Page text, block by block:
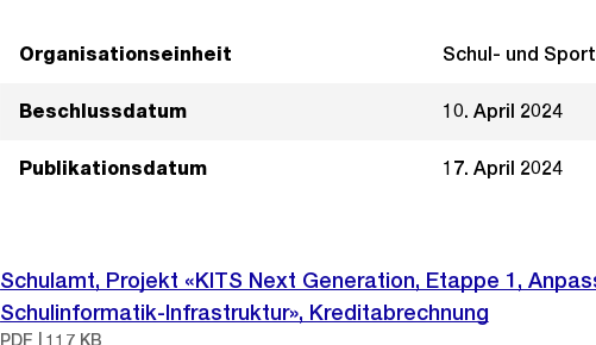
Organisationseinheit Schul- und
Beschlussdatum 10. April 2024
Publikationsdatum 17. April 2024
Schulamt, Projekt «KITS Next Generation, Etappe 1,
Schulinformatik-Infrastruktur», Kreditabrechnung
PDF | 117 KB